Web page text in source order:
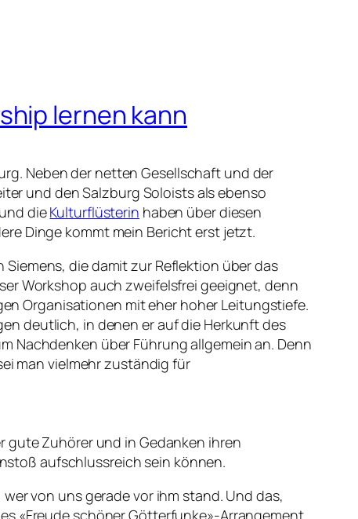
lernen kann
Neben der netten Gesellschaft und der
und den Salzburg Soloists als ebenso
und dieKulturflüsterin haben über diesen
Dinge kommt mein Bericht erst jetzt.
die damit zur Reflektion über das
Workshop auch zweifelsfrei geeignet, denn
Organisationen mit eher hoher Leitungstiefe.
deutlich, in denen er auf die Herkunft des
Nachdenken über Führung allgemein an. Denn
man vielmehr zuständig für
gute Zuhörer und in Gedanken ihren
aufschlussreich sein können.
von uns gerade vor ihm stand. Und das,